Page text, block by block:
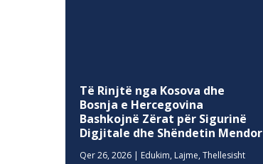
Të Rinjtë nga Kosova dhe
Bosnja e Hercegovina
Bashkojnë Zërat për Sigurinë
Digjitale dhe Shëndetin Mendor
Qer 26, 2026 | Edukim, Lajme,Thellesisht